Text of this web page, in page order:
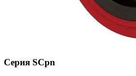
Серия SCpn